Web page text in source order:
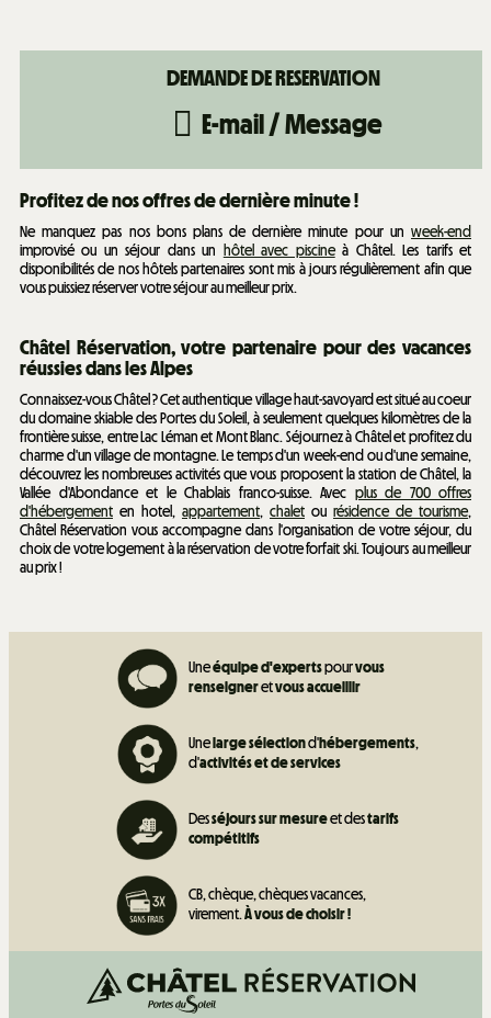
E-mail / Message
Profitez de nos offres de dernière minute !
Ne manquez pas nos bons plans de dernière minute pour un week-end
improvisé ou un séjour dans un hôtel avec piscineà Châtel. Les tarifs et
disponibilités de nos hôtels partenaires sont mis à jours régulièrement afin que
vous puissiez réserver votre séjour au meilleur prix.
Châtel Réservation, votre partenaire pour des vacances
réussies dans les Alpes
Connaissez-vous Châtel ? Cet authentique village haut-savoyard est situé au coeur
du domaine skiable des Portes du Soleil, à seulement quelques kilomètres de la
frontière suisse, entre Lac Léman et Mont Blanc. Séjournez à Châtel et profitez du
charme d'un village de montagne. Le temps d'un week-end ou d'une semaine,
découvrez les nombreuses activités que vous proposent la station de Châtel, la
Vallée d'Abondance et le Chablais franco-suisse. Avec plus de 700 offres
d'hébergement en hotel, appartement, chalet ou résidence de tourisme,
Châtel Réservation vous accompagne dans l'organisation de votre séjour, du
choix de votre logement à la réservation de votre forfait ski. Toujours au meilleur
au prix !
Uneéquipe d'expertspourvous
renseigneretvous accueillir
Unelarge sélectiond'hébergements,
d'activités et deservices
Desséjours sur mesureet destarifs
compétitifs
CB, chèque, chèques vacances,
virement.À vous de choisir !